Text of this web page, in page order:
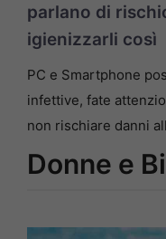
parlano di
igienizzarli così
PC e Smartphone
infettive, fate
non rischiare danni
Donne e